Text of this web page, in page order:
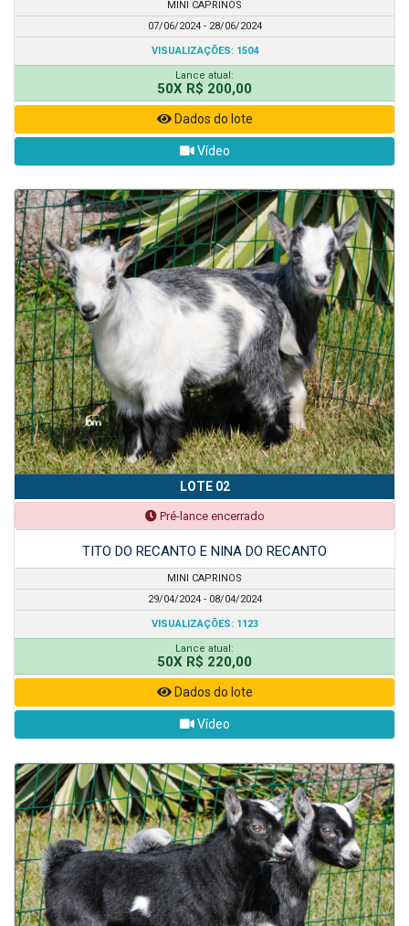
MINI CAPRINOS
07/06/2024 - 28/06/2024
VISUALIZAÇÕES: 1504
Lance atual:
50X R$ 200,00
Dados do lote
Vídeo
LOTE 02
Pré-lance encerrado
TITO DO RECANTO E NINA DO RECANTO
MINI CAPRINOS
29/04/2024 - 08/04/2024
VISUALIZAÇÕES: 1123
Lance atual:
50X R$ 220,00
Dados do lote
Vídeo